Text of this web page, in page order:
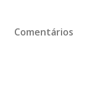
Comentários